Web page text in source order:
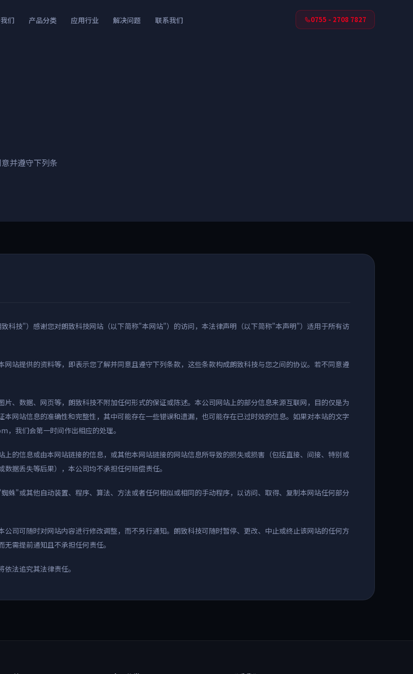
们 产品分类 应用行业 解决问题 联系我们 0755 - 2708 7827
并遵守下列条
科技"）感谢您对朗致科技网站（以下简称"本网站"）的访问，本法律声明（以下简称"本声明"）适用于所有访
站提供的资料等，即表示您了解并同意且遵守下列条款，这些条款构成朗致科技与您之间的协议。若不同意遵
、数据、网页等，朗致科技不附加任何形式的保证或陈述。本公司网站上的部分信息来源互联网，目的仅是为
网站信息的准确性和完整性，其中可能存在一些错误和遗漏，也可能存在已过时效的信息。如果对本站的文字
我们会第一时间作出相应的处理。
的信息或由本网站链接的信息，或其他本网站链接的网站信息所导致的损失或损害（包括直接、间接、特别或
据丢失等后果），本公司均不承担任何赔偿责任。
"或其他自动装置、程序、算法、方法或者任何相似或相同的手动程序，以访问、取得、复制本网站任何部分
司可随时对网站内容进行修改调整，而不另行通知。朗致科技可随时暂停、更改、中止或终止该网站的任何方
需提前通知且不承担任何责任。
法追究其法律责任。